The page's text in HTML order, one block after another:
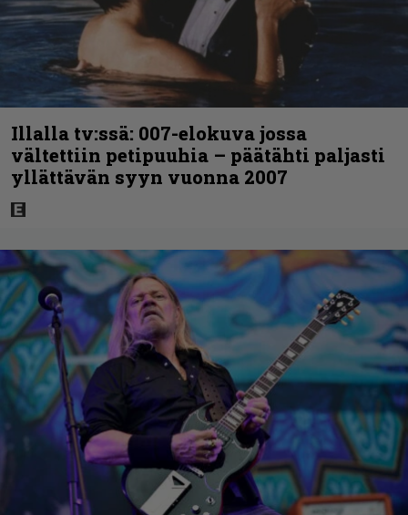
Illalla tv:ssä: 007-elokuva jossa
vältettiin petipuuhia – päätähti paljasti
yllättävän syyn vuonna 2007